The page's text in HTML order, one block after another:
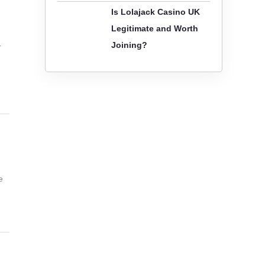
Is Lolajack Casino UK
Legitimate and Worth
Joining?